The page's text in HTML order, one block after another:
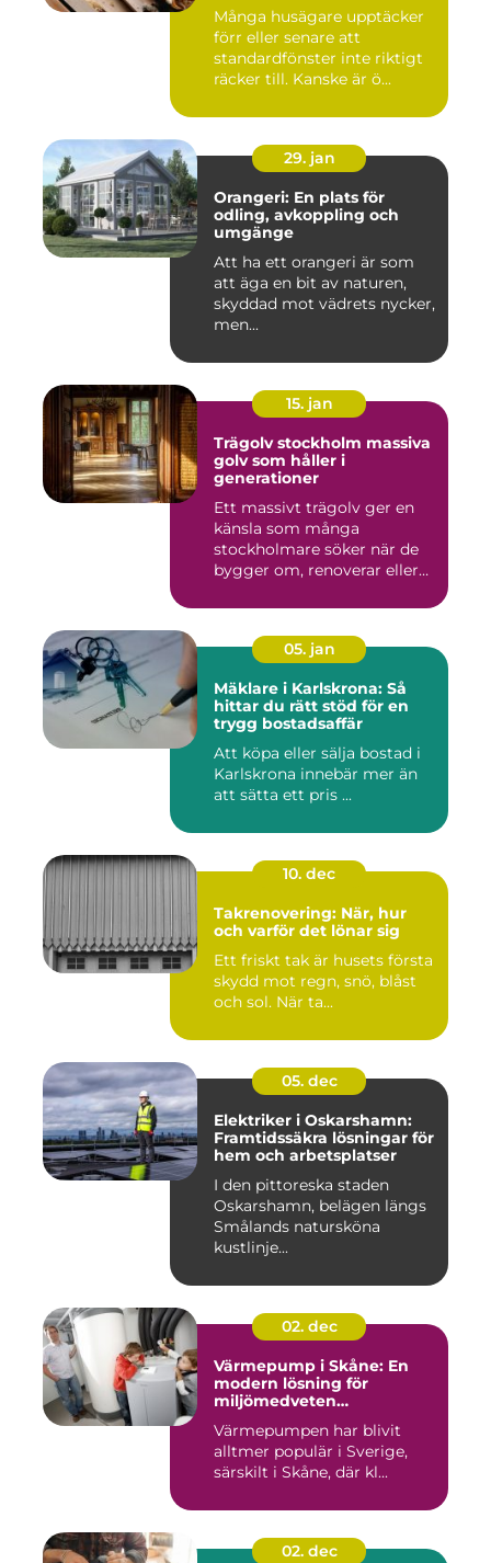
Många husägare upptäcker
förr eller senare att
standardfönster inte riktigt
räcker till. Kanske är ö...
29. jan
Orangeri: En plats för
odling, avkoppling och
umgänge
Att ha ett orangeri är som
att äga en bit av naturen,
skyddad mot vädrets nycker,
men...
15. jan
Trägolv stockholm massiva
golv som håller i
generationer
Ett massivt trägolv ger en
känsla som många
stockholmare söker när de
bygger om, renoverar eller
05. jan
Mäklare i Karlskrona: Så
hittar du rätt stöd för en
trygg bostadsaffär
Att köpa eller sälja bostad i
Karlskrona innebär mer än
att sätta ett pris ...
10. dec
Takrenovering: När, hur
och varför det lönar sig
Ett friskt tak är husets första
skydd mot regn, snö, blåst
och sol. När ta...
05. dec
Elektriker i Oskarshamn:
Framtidssäkra lösningar för
hem och arbetsplatser
I den pittoreska staden
Oskarshamn, belägen längs
Smålands natursköna
kustlinje...
02. dec
Värmepump i Skåne: En
modern lösning för
miljömedveten
Värmepumpen har blivit
alltmer populär i Sverige,
särskilt i Skåne, där kl...
02. dec